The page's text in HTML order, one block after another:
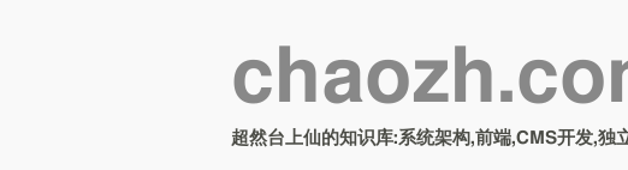
超然台上仙的知识库:系统架构,前端,CMS开发,独